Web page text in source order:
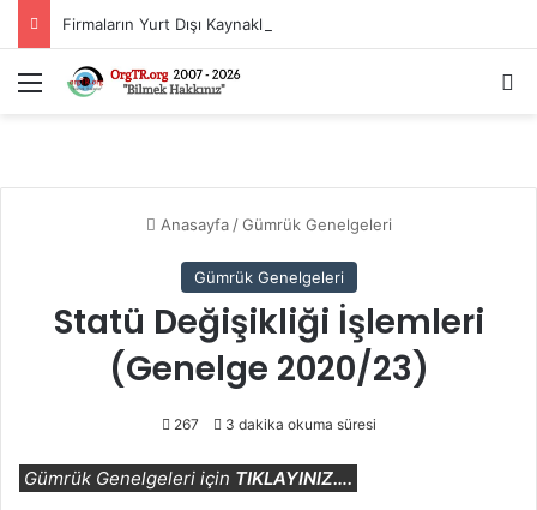
Menü
Anasayfa / Gümrük Genelgeleri
Gümrük Genelgeleri
Statü Değişikliği İşlemleri
(Genelge 2020/23)
267 3 dakika okuma süresi
Gümrük Genelgeleri için TIKLAYINIZ….